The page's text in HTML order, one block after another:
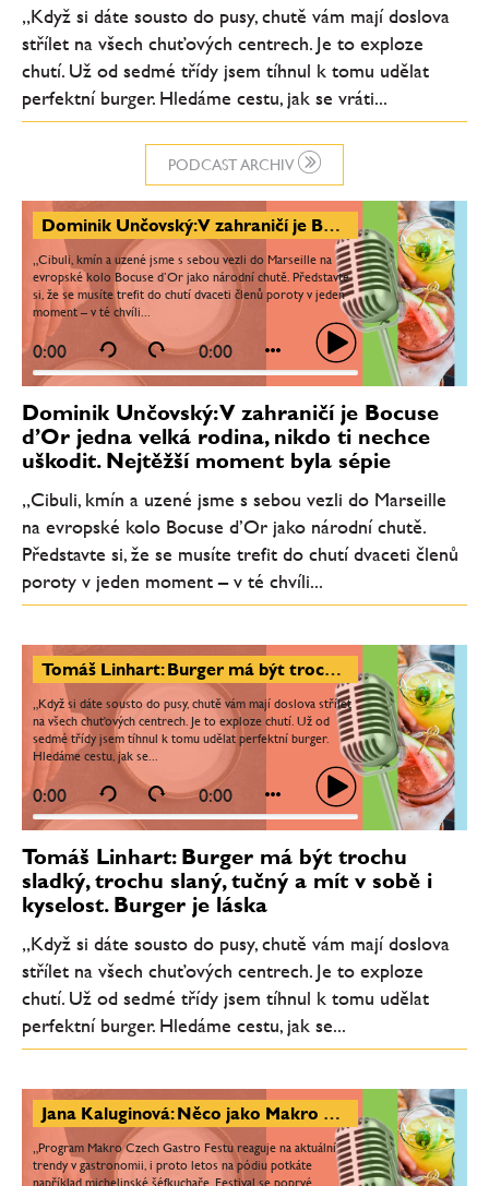
PODCAST ARCHIV
„Když si dáte sousto do pusy, chutě vám mají doslova
střílet na všech chuťových centrech. Je to exploze
chutí. Už od sedmé třídy jsem tíhnul k tomu udělat
perfektní burger. Hledáme cestu, jak se vráti...
Dominik Unčovský: V zahraničí je Bocuse d’Or jedna velká rodina, nikdo ti nechce uškodit. Nejtěžší moment byla sépie
„Cibuli, kmín a uzené jsme s sebou vezli do Marseille na
evropské kolo Bocuse d’Or jako národní chutě. Představte
si, že se musíte trefit do chutí dvaceti členů poroty v jeden
moment – v té chvíli...
0:00 0:00
Dominik Unčovský: V zahraničí je Bocuse
d’Or jedna velká rodina, nikdo ti nechce
uškodit. Nejtěžší moment byla sépie
„Cibuli, kmín a uzené jsme s sebou vezli do Marseille
na evropské kolo Bocuse d’Or jako národní chutě.
Představte si, že se musíte trefit do chutí dvaceti členů
poroty v jeden moment – v té chvíli...
Tomáš Linhart: Burger má být trochu sladký, trochu slaný, tučný a mít v sobě i kyselost. Burger je láska
„Když si dáte sousto do pusy, chutě vám mají doslova střílet
na všech chuťových centrech. Je to exploze chutí. Už od
sedmé třídy jsem tíhnul k tomu udělat perfektní burger.
Hledáme cestu, jak se...
0:00 0:00
Tomáš Linhart: Burger má být trochu
sladký, trochu slaný, tučný a mít v sobě i
kyselost. Burger je láska
„Když si dáte sousto do pusy, chutě vám mají doslova
střílet na všech chuťových centrech. Je to exploze
chutí. Už od sedmé třídy jsem tíhnul k tomu udělat
perfektní burger. Hledáme cestu, jak se...
Jana Kaluginová: Něco jako Makro Czech Gastro Fest u nás chybělo. Na pódiu budou vařit i michelinští šéfkuchaři
„Program Makro Czech Gastro Festu reaguje na aktuální
trendy v gastronomii, i proto letos na pódiu potkáte
například michelinské šéfkuchaře. Festival se poprvé